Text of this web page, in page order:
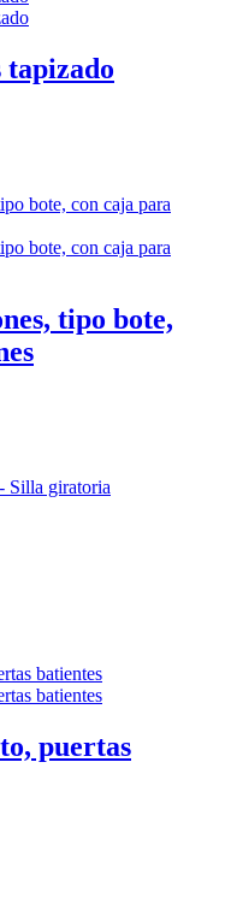
tapizado
tipo bote,
puertas